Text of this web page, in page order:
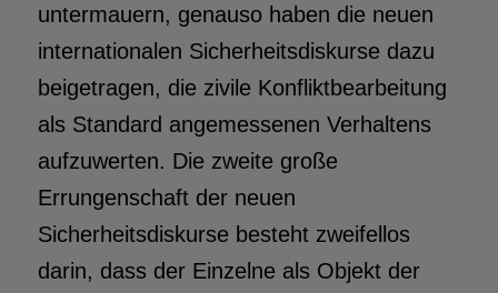
untermauern, genauso haben die neuen
internationalen Sicherheitsdiskurse dazu
beigetragen, die zivile Konfliktbearbeitung
als Standard angemessenen Verhaltens
aufzuwerten. Die zweite große
Errungenschaft der neuen
Sicherheitsdiskurse besteht zweifellos
darin, dass der Einzelne als Objekt der